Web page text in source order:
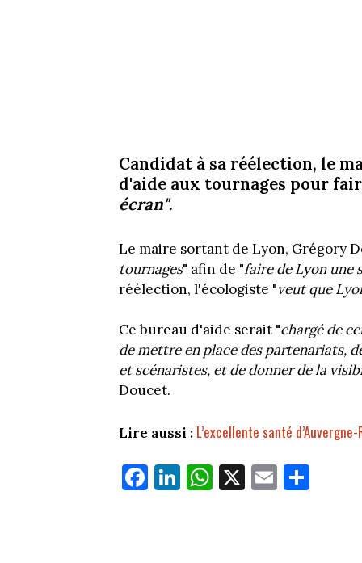
Candidat à sa réélection, le
d'aide aux tournages pour
écran".
Le maire sortant de Lyon, Grégory
tournages" afin de "faire de Lyon une
réélection, l'écologiste "veut que
Ce bureau d'aide serait "chargé de
de mettre en place des partenariats,
et scénaristes, et de donner de la
Doucet.
Lire aussi : L’excellente santé
Fa
ce
Li
nk
W
ha
X E
m